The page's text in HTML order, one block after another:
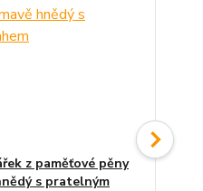
z paměťové pěny
s pratelným